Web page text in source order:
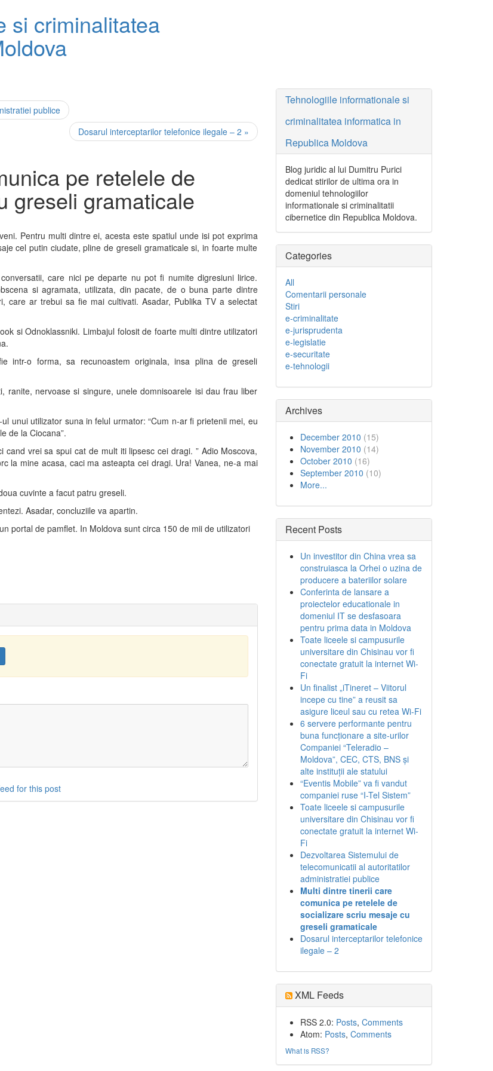
si criminalitatea
publice
Dosarul interceptarilor telefonice ilegale – 2 »
pe retelele de
greseli gramaticale
Pentru multi dintre ei, acesta este spatiul unde isi pot exprima
cel putin ciudate, pline de greseli gramaticale si, in foarte multe
care nici pe departe nu pot fi numite digresiuni lirice.
si agramata, utilizata, din pacate, de o buna parte dintre
care ar trebui sa fie mai cultivati. Asadar, Publika TV a selectat
si Odnoklassniki. Limbajul folosit de foarte multi dintre utilizatori
intr-o forma, sa recunoastem originala, insa plina de greseli
ranite, nervoase si singure, unele domnisoarele isi dau frau liber
unui utilizator suna in felul urmator: “Cum n-ar fi prietenii mei, eu
de la Ciocana”.
vrei sa spui cat de mult iti lipsesc cei dragi. ” Adio Moscova,
la mine acasa, caci ma asteapta cei dragi. Ura! Vanea, ne-a mai
cuvinte a facut patru greseli.
Asadar, concluziile va apartin.
portal de pamflet. In Moldova sunt circa 150 de mii de utilizatori
for this post
Tehnologiile informationale si
criminalitatea informatica in
Republica Moldova
Blog juridic al lui Dumitru Purici
dedicat stirilor de ultima ora in
domeniul tehnologiilor
informationale si criminalitatii
cibernetice din Republica Moldova.
Categories
All
Comentarii personale
Stiri
e-criminalitate
e-jurisprudenta
e-legislatie
e-securitate
e-tehnologii
Archives
December 2010 (15)
November 2010 (14)
October 2010 (16)
September 2010 (10)
More...
Recent Posts
Un investitor din China vrea sa
construiasca la Orhei o uzina de
producere a bateriilor solare
Conferinta de lansare a
proiectelor educationale in
domeniul IT se desfasoara
pentru prima data in Moldova
Toate liceele si campusurile
universitare din Chisinau vor fi
conectate gratuit la internet Wi-
Fi
Un finalist „iTineret – Viitorul
incepe cu tine” a reusit sa
asigure liceul sau cu retea Wi-Fi
6 servere performante pentru
buna funcționare a site-urilor
Companiei “Teleradio –
Moldova”, CEC, CTS, BNS și
alte instituții ale statului
“Eventis Mobile” va fi vandut
companiei ruse “I-Tel Sistem”
Toate liceele si campusurile
universitare din Chisinau vor fi
conectate gratuit la internet Wi-
Fi
Dezvoltarea Sistemului de
telecomunicatii al autoritatilor
administratiei publice
Multi dintre tinerii care
comunica pe retelele de
socializare scriu mesaje cu
greseli gramaticale
Dosarul interceptarilor telefonice
ilegale – 2
XML Feeds
RSS 2.0: Posts, Comments
Atom: Posts, Comments
What is RSS?